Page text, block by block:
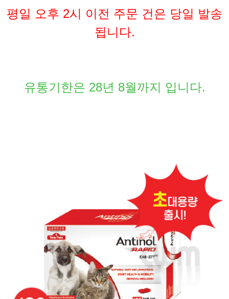
평일 오후 2시 이전 주문 건은 당일 발송
됩니다.
유통기한은 28년 8월까지 입니다.